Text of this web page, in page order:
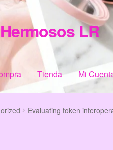
LR
Tienda Mi
CheckoutHomeInformación de
Evaluating token